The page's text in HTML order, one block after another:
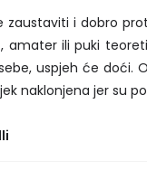
zaustaviti i dobro
amater ili puki
uspjeh će doći.
naklonjena jer su